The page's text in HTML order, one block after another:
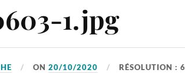
1.jpg
ON20/10/2020 RÉSOLUTION :